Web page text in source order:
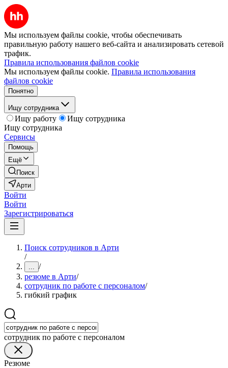
Мы используем файлы cookie, чтобы обеспечивать
правильную работу нашего веб-сайта и анализировать сетевой
трафик.
Правила использования файлов cookie
Мы используем файлы cookie. Правила использования
файлов cookie
Понятно
Ищу сотрудника
Ищу работу
Ищу сотрудника
Ищу сотрудника
Сервисы
Помощь
Ещё
Поиск
Арти
Войти
Войти
Зарегистрироваться
Поиск сотрудников в Арти
/
... /
резюме в Арти/
сотрудник по работе с персоналом/
гибкий график
сотрудник по работе с персоналом
Резюме